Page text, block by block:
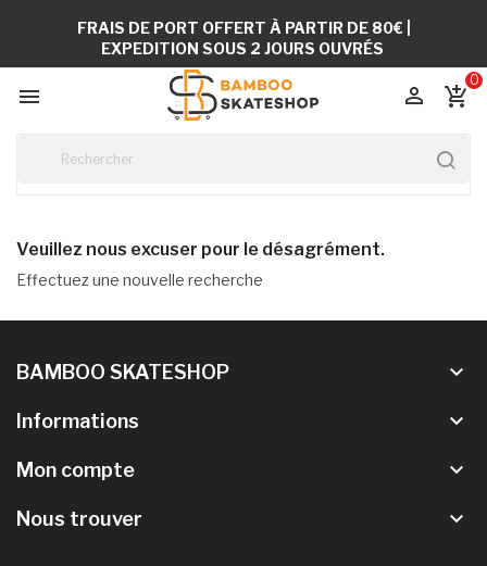
FRAIS DE PORT OFFERT À PARTIR DE 80€ |
EXPEDITION SOUS 2 JOURS OUVRÉS
 add_shopping_cart
0

Veuillez nous excuser pour le désagrément.
Effectuez une nouvelle recherche
BAMBOO SKATESHOP keyboard_arrow_down
Informations keyboard_arrow_down
Mon compte keyboard_arrow_down
Nous trouver keyboard_arrow_down